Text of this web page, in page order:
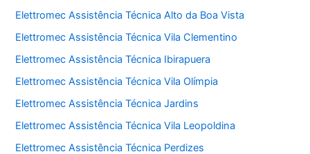
Elettromec Assistência Técnica Alto da Boa Vista
Elettromec Assistência Técnica Vila Clementino
Elettromec Assistência Técnica Ibirapuera
Elettromec Assistência Técnica Vila Olímpia
Elettromec Assistência Técnica Jardins
Elettromec Assistência Técnica Vila Leopoldina
Elettromec Assistência Técnica Perdizes